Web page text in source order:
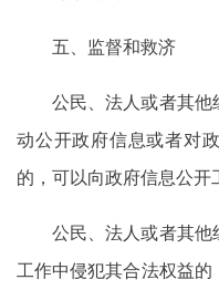
五、监督和救济
公民、法人或者其
动公开政府信息或者对
的，可以向政府信息公开
公民、法人或者其
工作中侵犯其合法权益